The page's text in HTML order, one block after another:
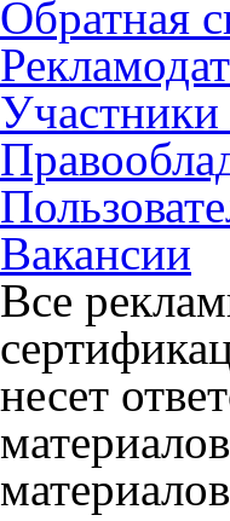
Обратная
Участники
Вакансии
Все
несет